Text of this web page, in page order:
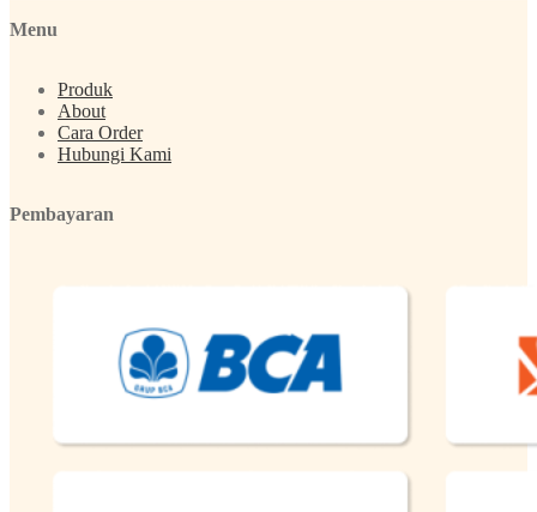
Menu
Produk
About
Cara Order
Hubungi Kami
Pembayaran